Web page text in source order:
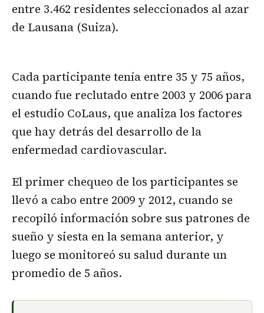
entre 3.462 residentes seleccionados al azar
de Lausana (Suiza).
Cada participante tenía entre 35 y 75 años,
cuando fue reclutado entre 2003 y 2006 para
el estudio CoLaus, que analiza los factores
que hay detrás del desarrollo de la
enfermedad cardiovascular.
El primer chequeo de los participantes se
llevó a cabo entre 2009 y 2012, cuando se
recopiló información sobre sus patrones de
sueño y siesta en la semana anterior, y
luego se monitoreó su salud durante un
promedio de 5 años.